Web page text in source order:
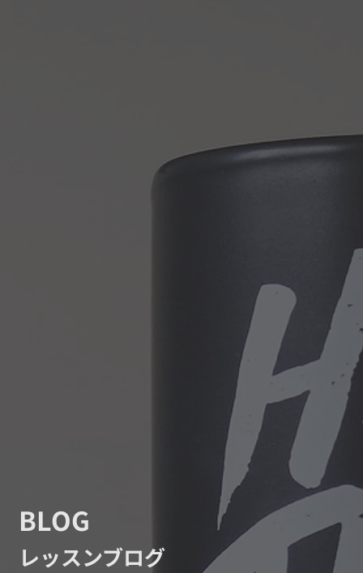
BLOG
レッスンブログ